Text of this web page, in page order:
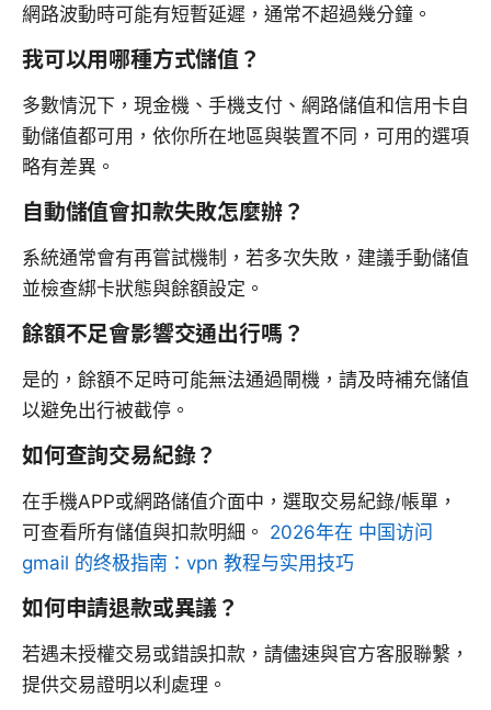
網路波動時可能有短暫延遲，通常不超過幾分鐘。
我可以用哪種方式儲值？
多數情況下，現金機、手機支付、網路儲值和信用卡自
動儲值都可用，依你所在地區與裝置不同，可用的選項
略有差異。
自動儲值會扣款失敗怎麼辦？
系統通常會有再嘗試機制，若多次失敗，建議手動儲值
並檢查綁卡狀態與餘額設定。
餘額不足會影響交通出行嗎？
是的，餘額不足時可能無法通過閘機，請及時補充儲值
以避免出行被截停。
如何查詢交易紀錄？
在手機APP或網路儲值介面中，選取交易紀錄/帳單，
可查看所有儲值與扣款明細。 2026年在 中国访问
gmail 的终极指南：vpn 教程与实用技巧
如何申請退款或異議？
若遇未授權交易或錯誤扣款，請儘速與官方客服聯繫，
提供交易證明以利處理。